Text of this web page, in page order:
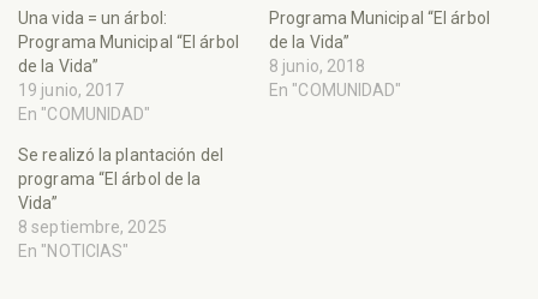
Una vida = un árbol:
Programa Municipal “El árbol
de la Vida”
19 junio, 2017
En "COMUNIDAD"
Programa Municipal “El árbol
de la Vida”
8 junio, 2018
En "COMUNIDAD"
Se realizó la plantación del
programa “El árbol de la
Vida”
8 septiembre, 2025
En "NOTICIAS"